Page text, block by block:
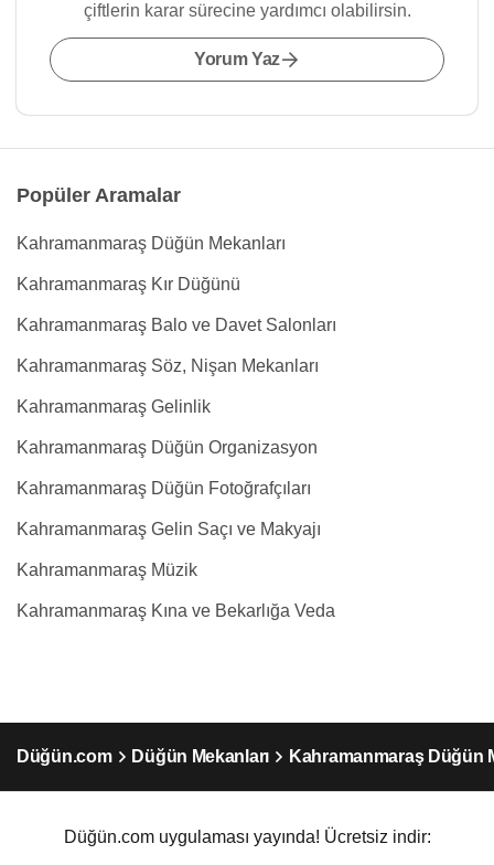
çiftlerin karar sürecine yardımcı olabilirsin.
Yorum Yaz
Popüler Aramalar
Kahramanmaraş Düğün Mekanları
Kahramanmaraş Kır Düğünü
Kahramanmaraş Balo ve Davet Salonları
Kahramanmaraş Söz, Nişan Mekanları
Kahramanmaraş Gelinlik
Kahramanmaraş Düğün Organizasyon
Kahramanmaraş Düğün Fotoğrafçıları
Kahramanmaraş Gelin Saçı ve Makyajı
Kahramanmaraş Müzik
Kahramanmaraş Kına ve Bekarlığa Veda
Düğün.com Düğün Mekanları Kahramanmaraş Düğün
Düğün.com uygulaması yayında! Ücretsiz indir: